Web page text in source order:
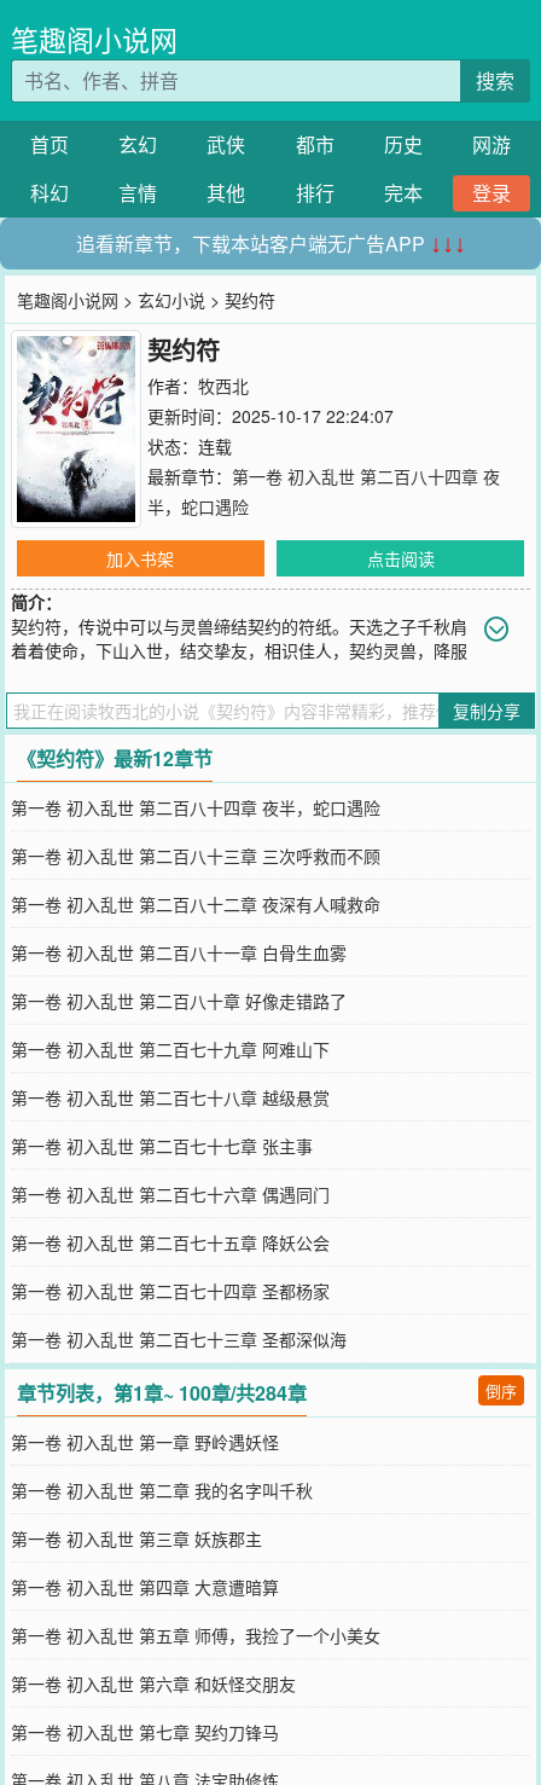
笔趣阁小说网
搜索
首页 玄幻 武侠 都市 历史
网游
科幻
言情 其他 排行 完本
登录
追看新章节，下载本站客户端无广告APP ↓↓↓
笔趣阁小说网 >玄幻小说 > 契约符
契约符
作者： 牧西北
更新时间：2025-10-17 22:24:07
状态：连载
最新章节： 第一卷 初入乱世 第二百八十四章 夜
半，蛇口遇险
加入书架
点击阅读
简介：
契约符，传说中可以与灵兽缔结契约的符纸。天选之子千秋肩
着着使命，下山入世，结交挚友，相识佳人，契约灵兽，降服
您要是觉得《契约符》还不错的话请不要忘记向您QQ群和微博微信里
的朋友推荐哦！
复制分享
《契约符》最新12章节
第一卷 初入乱世 第二百八十四章 夜半，蛇口遇险
第一卷 初入乱世 第二百八十三章 三次呼救而不顾
第一卷 初入乱世 第二百八十二章 夜深有人喊救命
第一卷 初入乱世 第二百八十一章 白骨生血雾
第一卷 初入乱世 第二百八十章 好像走错路了
第一卷 初入乱世 第二百七十九章 阿难山下
第一卷 初入乱世 第二百七十八章 越级悬赏
第一卷 初入乱世 第二百七十七章 张主事
第一卷 初入乱世 第二百七十六章 偶遇同门
第一卷 初入乱世 第二百七十五章 降妖公会
第一卷 初入乱世 第二百七十四章 圣都杨家
第一卷 初入乱世 第二百七十三章 圣都深似海
章节列表，第1章~ 100章/共284章 倒序
第一卷 初入乱世 第一章 野岭遇妖怪
第一卷 初入乱世 第二章 我的名字叫千秋
第一卷 初入乱世 第三章 妖族郡主
第一卷 初入乱世 第四章 大意遭暗算
第一卷 初入乱世 第五章 师傅，我捡了一个小美女
第一卷 初入乱世 第六章 和妖怪交朋友
第一卷 初入乱世 第七章 契约刀锋马
第一卷 初入乱世 第八章 法宝助修炼